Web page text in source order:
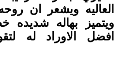
العاليه ويشعر ان
ويتميز بهاله شديده
افضل الاوراد له